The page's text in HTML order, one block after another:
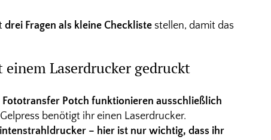
drei Fragen als kleine Checkliste stellen, damit das
Laserdrucker gedruckt
Fototransfer Potch funktionieren ausschließlich
benötigt ihr einen Laserdrucker.
– hier ist nur wichtig, dass ihr